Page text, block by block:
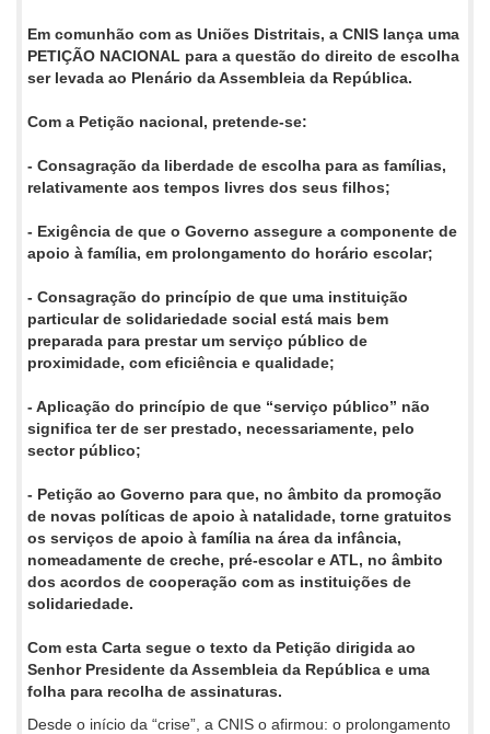
Em comunhão com as Uniões Distritais, a CNIS lança uma
PETIÇÃO NACIONAL para a questão do direito de escolha
ser levada ao Plenário da Assembleia da República.
Com a Petição nacional, pretende-se:
- Consagração da liberdade de escolha para as famílias,
relativamente aos tempos livres dos seus filhos;
- Exigência de que o Governo assegure a componente de
apoio à família, em prolongamento do horário escolar;
- Consagração do princípio de que uma instituição
particular de solidariedade social está mais bem
preparada para prestar um serviço público de
proximidade, com eficiência e qualidade;
- Aplicação do princípio de que “serviço público” não
significa ter de ser prestado, necessariamente, pelo
sector público;
- Petição ao Governo para que, no âmbito da promoção
de novas políticas de apoio à natalidade, torne gratuitos
os serviços de apoio à família na área da infância,
nomeadamente de creche, pré-escolar e ATL, no âmbito
dos acordos de cooperação com as instituições de
solidariedade.
Com esta Carta segue o texto da Petição dirigida ao
Senhor Presidente da Assembleia da República e uma
folha para recolha de assinaturas.
Desde o início da “crise”, a CNIS o afirmou: o prolongamento